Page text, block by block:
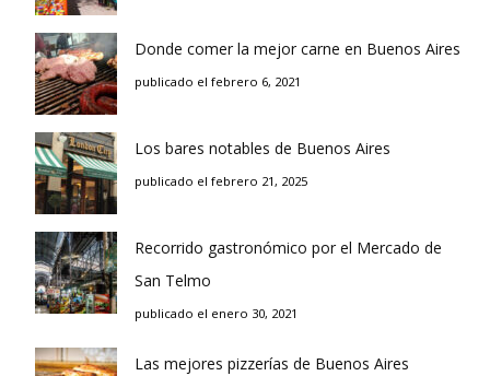
Donde comer la mejor carne en Buenos Aires
publicado el febrero 6, 2021
Los bares notables de Buenos Aires
publicado el febrero 21, 2025
Recorrido gastronómico por el Mercado de
San Telmo
publicado el enero 30, 2021
Las mejores pizzerías de Buenos Aires